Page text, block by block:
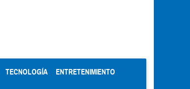
TECNOLOGÍA ENTRETENIMIENTO